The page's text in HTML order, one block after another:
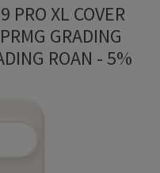
PRO XL COVER
GRADING
ROAN - 5%